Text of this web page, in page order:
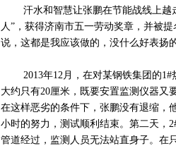
汗水和智慧让张鹏在节能战线上
人”，获得济南市五一劳动奖章，并被提
说，这都是我应该做的，没什么好表扬
2013年12月，在对某钢铁集团的1#
大约只有20厘米，既要安置监测仪器又
在这样恶劣的条件下，张鹏没有退缩，
小时的努力，测试顺利结束。第二天，
管道经过，监测人员无法站直身子。在